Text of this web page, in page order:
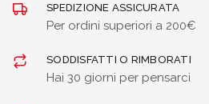
SPEDIZIONE ASSICURATA
Per ordini superiori a 200€
SODDISFATTI O RIMBORATI
Hai 30 giorni per pensarci